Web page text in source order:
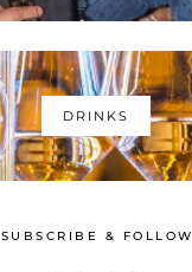
DRINKS
SUBSCRIBE & FOLLOW